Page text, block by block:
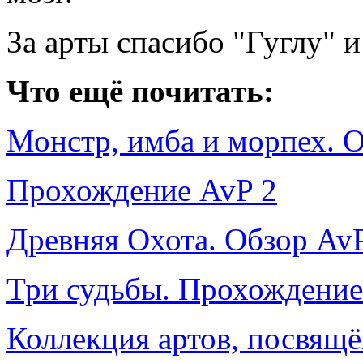
За арты спасибо "Гуглу"
Что ещё почитать:
Монстр, имба и морпех.
Прохождение AvP 2
Древняя Охота. Обзор
Три судьбы.
Коллекция артов,